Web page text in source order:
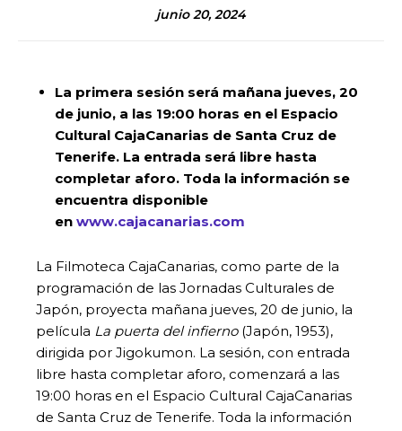
junio 20, 2024
La primera sesión será mañana jueves, 20
de junio, a las 19:00 horas en el Espacio
Cultural CajaCanarias de Santa Cruz de
Tenerife. La entrada será libre hasta
completar aforo. Toda la información se
encuentra disponible
en www.cajacanarias.com
La Filmoteca CajaCanarias, como parte de la
programación de las Jornadas Culturales de
Japón, proyecta mañana jueves, 20 de junio, la
película La puerta del infierno(Japón, 1953),
dirigida por Jigokumon. La sesión, con entrada
libre hasta completar aforo, comenzará a las
19:00 horas en el Espacio Cultural CajaCanarias
de Santa Cruz de Tenerife. Toda la información